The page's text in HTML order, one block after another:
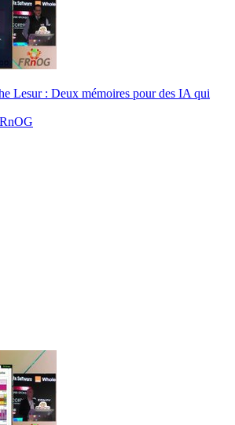
Lesur : Deux mémoires pour des IA qui